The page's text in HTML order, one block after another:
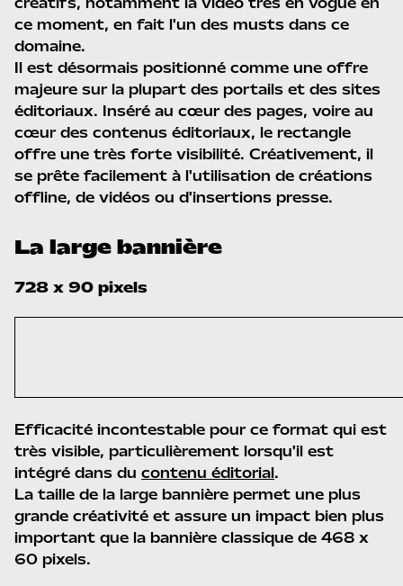
ce moment, en fait l'un des musts dans ce
domaine.
Il est désormais positionné comme une offre
majeure sur la plupart des portails et des sites
éditoriaux. Inséré au cœur des pages, voire au
cœur des contenus éditoriaux, le rectangle
offre une très forte visibilité. Créativement, il
se prête facilement à l'utilisation de créations
offline, de vidéos ou d'insertions presse.
La large bannière
728 x 90 pixels
Efficacité incontestable pour ce format qui est
très visible, particulièrement lorsqu'il est
intégré dans du contenu éditorial.
La taille de la large bannière permet une plus
grande créativité et assure un impact bien plus
important que la bannière classique de 468 x
60 pixels.